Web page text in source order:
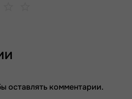
оставлять комментарии.